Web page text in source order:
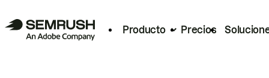
Producto Precios